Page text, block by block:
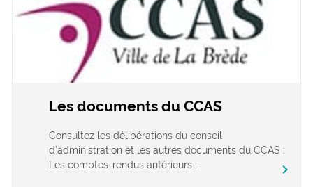
Les documents du CCAS
Consultez les délibérations du conseil
d’administration et les autres documents du CCAS :
Les comptes-rendus antérieurs :
chevron_right